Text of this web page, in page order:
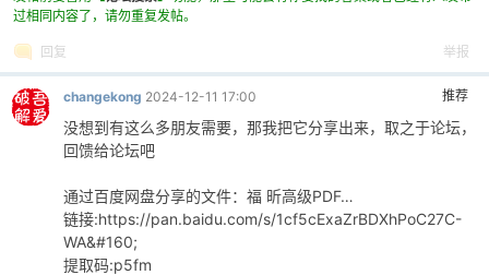
过相同内容了，请勿重复发帖。
回复 举报
推荐
changekong 2024-12-11 17:00
没想到有这么多朋友需要，那我把它分享出来，取之于论坛，
回馈给论坛吧
通过百度网盘分享的文件：福 昕高级PDF…
链接:https://pan.baidu.com/s/1cf5cExaZrBDXhPoC27C-
WA&#160;
提取码:p5fm